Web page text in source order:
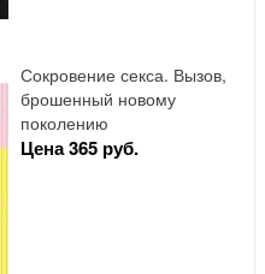
Сокровение секса. Вызов,
брошенный новому
поколению
Цена 365 руб.